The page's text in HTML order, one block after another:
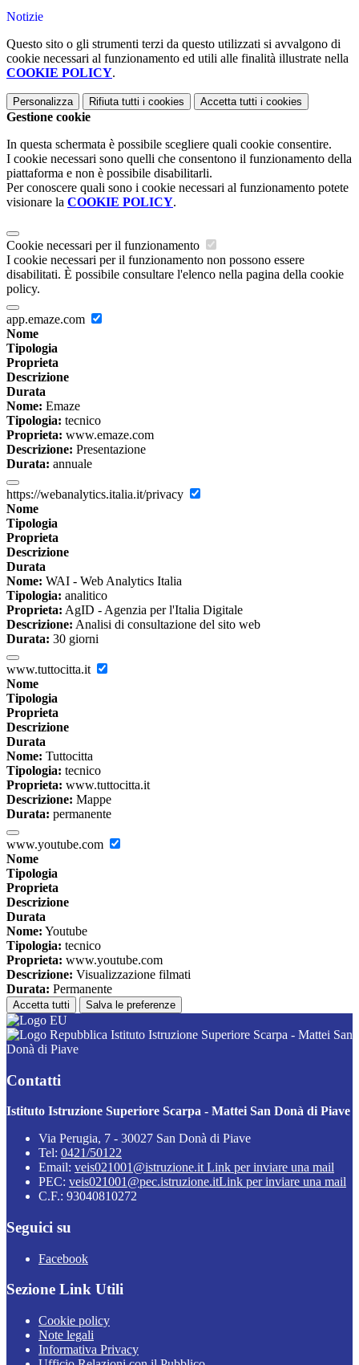
Notizie
Questo sito o gli strumenti terzi da questo utilizzati si avvalgono di
cookie necessari al funzionamento ed utili alle finalità illustrate nella
COOKIE POLICY.
Personalizza Rifiuta tutti i cookies Accetta tutti i cookies
Gestione cookie
In questa schermata è possibile scegliere quali cookie consentire.
I cookie necessari sono quelli che consentono il funzionamento della
piattaforma e non è possibile disabilitarli.
Per conoscere quali sono i cookie necessari al funzionamento potete
visionare la COOKIE POLICY.
Cookie necessari per il funzionamento
I cookie necessari per il funzionamento non possono essere
disabilitati. È possibile consultare l'elenco nella pagina della cookie
policy.
app.emaze.com
Nome
Tipologia
Proprieta
Descrizione
Durata
Nome: Emaze
Tipologia: tecnico
Proprieta: www.emaze.com
Descrizione: Presentazione
Durata: annuale
https://webanalytics.italia.it/privacy
Nome
Tipologia
Proprieta
Descrizione
Durata
Nome: WAI - Web Analytics Italia
Tipologia: analitico
Proprieta: AgID - Agenzia per l'Italia Digitale
Descrizione: Analisi di consultazione del sito web
Durata: 30 giorni
www.tuttocitta.it
Nome
Tipologia
Proprieta
Descrizione
Durata
Nome: Tuttocitta
Tipologia: tecnico
Proprieta: www.tuttocitta.it
Descrizione: Mappe
Durata: permanente
www.youtube.com
Nome
Tipologia
Proprieta
Descrizione
Durata
Nome: Youtube
Tipologia: tecnico
Proprieta: www.youtube.com
Descrizione: Visualizzazione filmati
Durata: Permanente
Accetta tutti Salva le preferenze
Istituto Istruzione Superiore Scarpa - Mattei San
Donà di Piave
Contatti
Istituto Istruzione Superiore Scarpa - Mattei San Donà di Piave
Via Perugia, 7 - 30027 San Donà di Piave
Tel: 0421/50122
Email: veis021001@istruzione.it Link per inviare una mail
PEC: veis021001@pec.istruzione.itLink per inviare una mail
C.F.: 93040810272
Seguici su
Facebook
Sezione Link Utili
Cookie policy
Note legali
Informativa Privacy